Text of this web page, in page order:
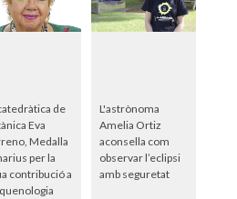
de
Eva
Medalla
per la
contribució a
L'astrònoma
Amelia Ortiz
aconsella com
observar l’eclipsi
amb seguretat